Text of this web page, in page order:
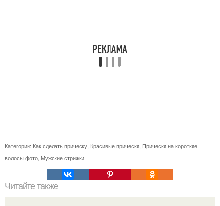
Категории: Как сделать прическу, Красивые прически, Прически на короткие
волосы фото, Мужские стрижки
Читайте также